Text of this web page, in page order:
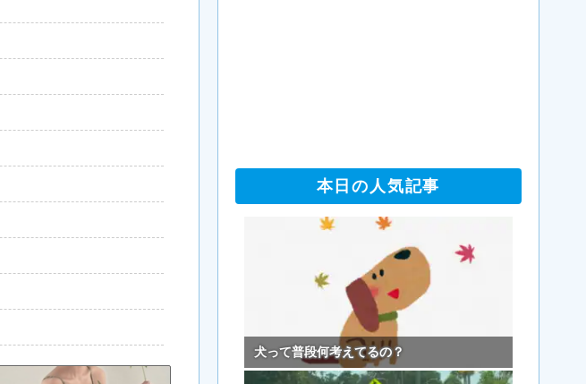
本日の人気記事
犬って普段何考えてるの？